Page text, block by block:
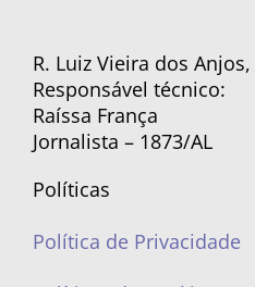
R. Luiz Vieira dos
Responsável técnico:
Raíssa França
Jornalista – 1873/AL
Políticas
Política de Privacidade